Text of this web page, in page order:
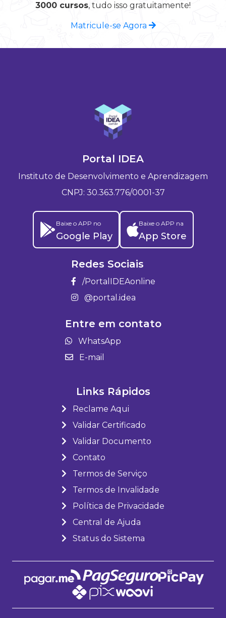
3000 cursos, tudo isso gratuitamente!
Matricule-se Agora
Portal IDEA
Instituto de Desenvolvimento e Aprendizagem
CNPJ: 30.363.776/0001-37
Baixe o APP no
Google Play
Baixe o APP na
App Store
Redes Sociais
/PortalIDEAonline
@portal.idea
Entre em contato
WhatsApp
E-mail
Links Rápidos
Reclame Aqui
Validar Certificado
Validar Documento
Contato
Termos de Serviço
Termos de Invalidade
Política de Privacidade
Central de Ajuda
Status do Sistema